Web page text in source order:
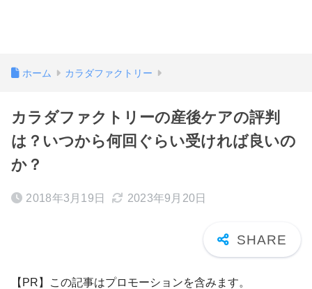
ホーム カラダファクトリー
カラダファクトリーの産後ケアの評判
は？いつから何回ぐらい受ければ良いの
か？
2018年3月19日 2023年9月20日
【PR】この記事はプロモーションを含みます。